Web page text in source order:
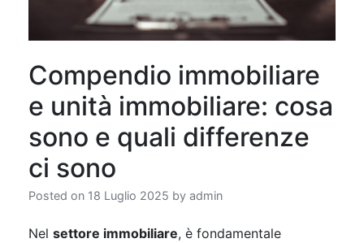
Compendio immobiliare
e unità immobiliare: cosa
sono e quali differenze
ci sono
Posted on 18 Luglio 2025 by admin
Nel settore immobiliare, è fondamentale